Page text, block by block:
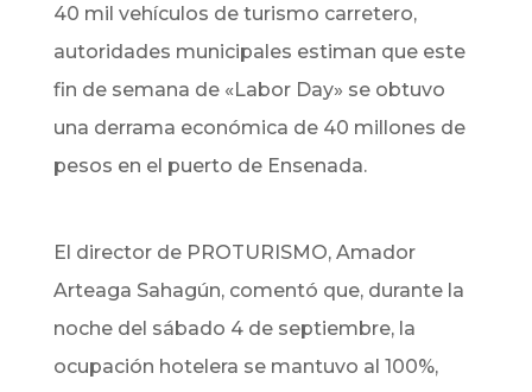
40 mil vehículos de turismo carretero,
autoridades municipales estiman que este
fin de semana de «Labor Day» se obtuvo
una derrama económica de 40 millones de
pesos en el puerto de Ensenada.
El director de PROTURISMO, Amador
Arteaga Sahagún, comentó que, durante la
noche del sábado 4 de septiembre, la
ocupación hotelera se mantuvo al 100%,